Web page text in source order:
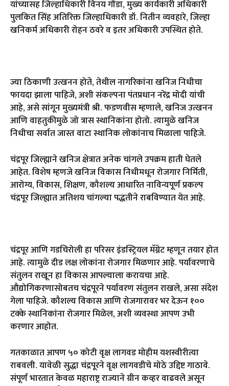
यांच्यासह जिल्हाधिकारी विनय गौडा, मुख्य कार्यकारी अधिकारी
पुलकित सिंह अतिरिक्त जिल्हाधिकारी डॉ. नितीन व्यवहारे, जिल्हा
खनिकर्म अधिकारी रोहन ठवरे व इतर अधिकारी उपस्थित होते.
ज्या ठिकाणी उत्खनन होते, तेथील नागरिकांना खनिज निधीचा
फायदा झाला पाहिजे, अशी संकल्पना पंतप्रधान नरेंद्र मोदी यांची
आहे, असे सांगून मुख्यमंत्री श्री. फडणवीस म्हणाले, खनिज उत्खनन
आणि वाहतुकीमुळे जो त्रास स्थानिकांना होतो. त्यामुळे खनिज
निधीचा सर्वात जास्त वाटा स्थानिक लोकांनाच मिळाला पाहिजे.
चंद्रपूर जिल्ह्याने खनिज क्षेत्रात अनेक चांगले उपक्रम हाती घेतले
आहेत. विशेष म्हणजे खनिज विकास निधीमधून रोजगार निर्मिती,
आरोग्य, विकास, शिक्षण, कौशल्य आधारित नाविन्यपूर्ण प्रकल्प
चंद्रपूर जिल्ह्यात अतिशय चांगल्या पद्धतीने राबविण्यात येत आहे.
चंद्रपूर आणि गडचिरोली हा परिसर इंडस्ट्रियल मॅग्नेट म्हणून तयार होत
आहे. त्यामुळे दीड लक्ष लोकांना रोजगार मिळणार आहे. पर्यावरणाचे
संतुलन राखून हा विकास आपल्याला करायचा आहे.
औद्योगिकरणासोबतच चंद्रपूरने पर्यावरण संतुलन राखले, असा संदेश
गेला पाहिजे. कौशल्य विकास आणि रोजगारावर भर देऊन १००
टक्के स्थानिकांना रोजगार मिळेल, अशी व्यवस्था आपण उभी
करणार आहोत.
गतकाळात आपण ५० कोटी वृक्ष लागवड मोहीम यशस्वीरीत्या
राबवली. यावेळी सुद्धा चंद्रपूरने वृक्ष लागवडीचे मोठे उद्दिष्ट गाठावे.
संपूर्ण भारतात केवळ महाराष्ट्र राज्याने ग्रीन कव्हर वाढवले असून